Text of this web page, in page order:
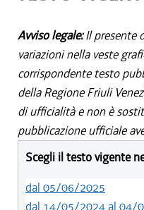
Avviso legale:Il presente
variazioni nella veste
corrispondente testo
della Regione Friuli
di ufficialità e non è
pubblicazione ufficiale
Scegli il testo vigente
dal 05/06/2025
dal 14/05/2024 al 04/